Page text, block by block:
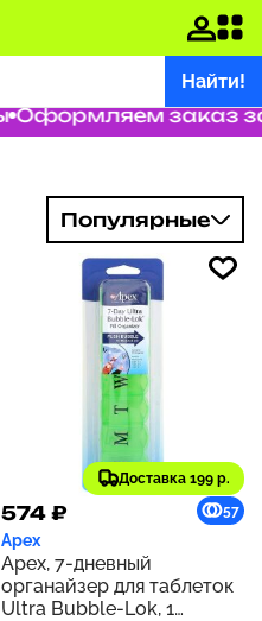
Найти!
Оформляем заказ за
Популярные
Доставка 199 р.
574 ₽ 57
Apex
Apex, 7-дневный
органайзер для таблеток
Ultra Bubble-Lok, 1